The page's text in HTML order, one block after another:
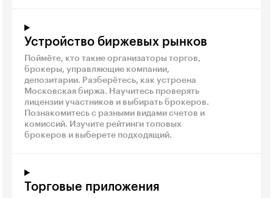
Устройство биржевых рынков
Поймёте, кто такие организаторы торгов,
брокеры, управляющие компании,
депозитарии. Разберётесь, как устроена
Московская биржа. Научитесь проверять
лицензии участников и выбирать брокеров.
Познакомитесь с разными видами счетов и
комиссий. Изучите рейтинги топовых
брокеров и выберете подходящий.
Торговые приложения